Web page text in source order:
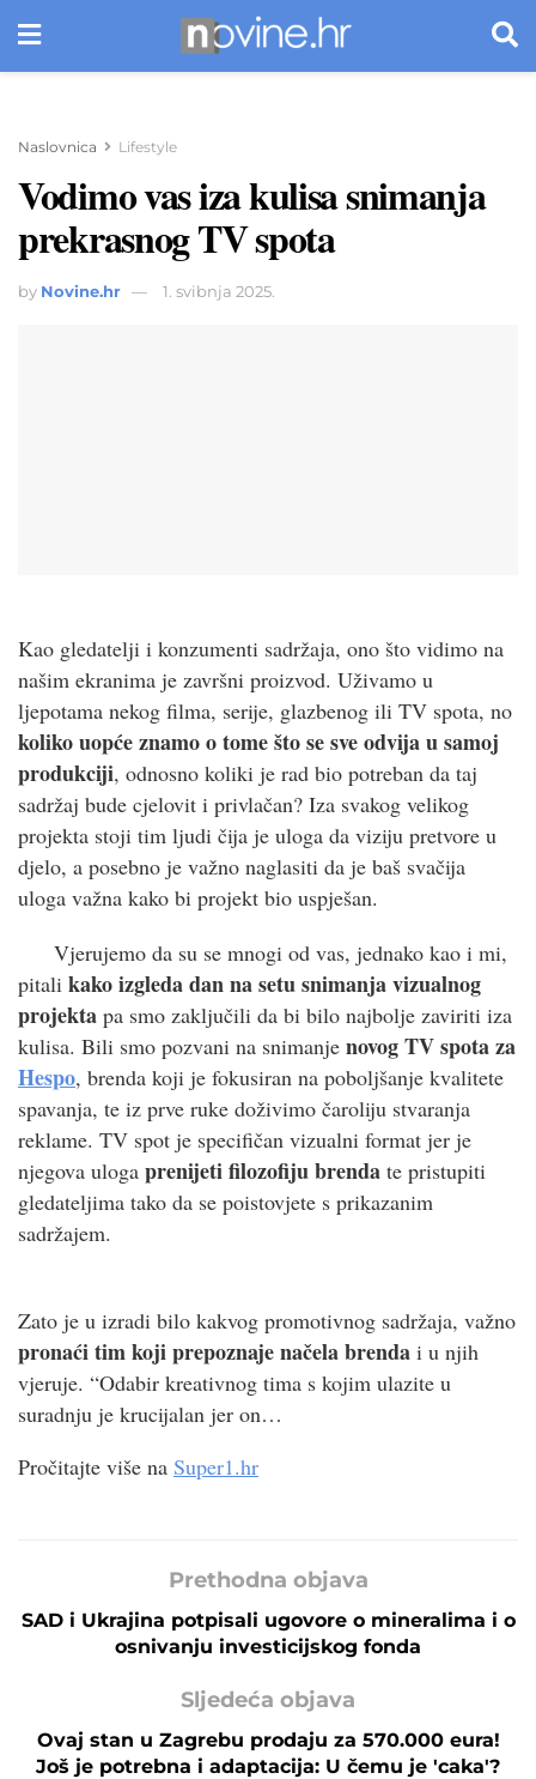
Naslovnica Lifestyle
Vodimo vas iza kulisa snimanja
prekrasnog TV spota
by Novine.hr 1. svibnja 2025.
Kao gledatelji i konzumenti sadržaja, ono što vidimo na
našim ekranima je završni proizvod. Uživamo u
ljepotama nekog filma, serije, glazbenog ili TV spota, no
koliko uopće znamo o tome što se sve odvija u samoj
produkciji, odnosno koliki je rad bio potreban da taj
sadržaj bude cjelovit i privlačan? Iza svakog velikog
projekta stoji tim ljudi čija je uloga da viziju pretvore u
djelo, a posebno je važno naglasiti da je baš svačija
uloga važna kako bi projekt bio uspješan.
Vjerujemo da su se mnogi od vas, jednako kao i mi,
pitali kako izgleda dan na setu snimanja vizualnog
projekta pa smo zaključili da bi bilo najbolje zaviriti iza
kulisa. Bili smo pozvani na snimanje novog TV spota za
Hespo, brenda koji je fokusiran na poboljšanje kvalitete
spavanja, te iz prve ruke doživimo čaroliju stvaranja
reklame. TV spot je specifičan vizualni format jer je
njegova uloga prenijeti filozofiju brenda te pristupiti
gledateljima tako da se poistovjete s prikazanim
sadržajem.
Zato je u izradi bilo kakvog promotivnog sadržaja, važno
pronaći tim koji prepoznaje načela brenda i u njih
vjeruje. “Odabir kreativnog tima s kojim ulazite u
suradnju je krucijalan jer on…
Pročitajte više na Super1.hr
Prethodna objava
SAD i Ukrajina potpisali ugovore o mineralima i o
osnivanju investicijskog fonda
Sljedeća objava
Ovaj stan u Zagrebu prodaju za 570.000 eura!
Još je potrebna i adaptacija: U čemu je 'caka'?